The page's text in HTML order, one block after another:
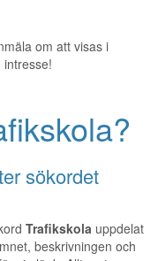
om att visas i
sökordet
Trafikskola uppdelat
beskrivningen och